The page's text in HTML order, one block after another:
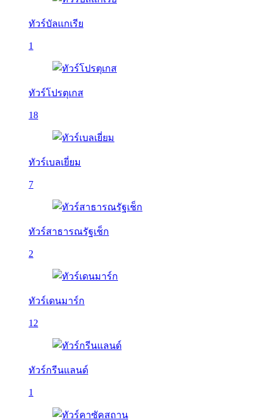
ทัวร์บัลเเกเรีย
1
ทัวร์โปรตุเกส
18
ทัวร์เบลเยี่ยม
7
ทัวร์สาธารณรัฐเช็ก
2
ทัวร์เดนมาร์ก
12
ทัวร์กรีนแลนด์
1